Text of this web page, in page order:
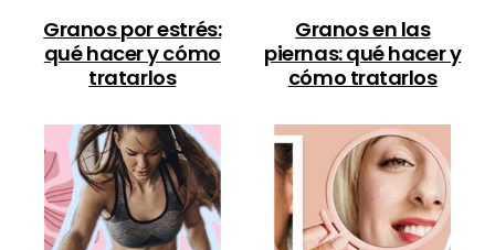
Granos por estrés:
qué hacer y cómo
tratarlos
Granos en las
piernas: qué hacer y
cómo tratarlos